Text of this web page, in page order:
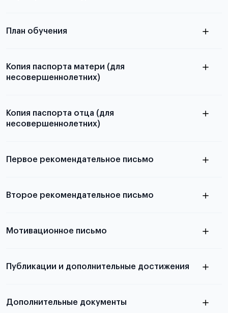
План обучения
Копия паспорта матери (для
несовершеннолетних)
Копия паспорта отца (для
несовершеннолетних)
выезда
Первое рекомендательное письмо
письма
Второе рекомендательное письмо
письма
Мотивационное письмо
статье
Публикации и дополнительные достижения
Дополнительные документы